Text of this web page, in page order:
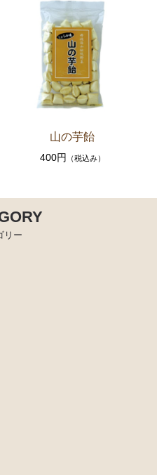
山の芋飴
400円 （税込み）
リー